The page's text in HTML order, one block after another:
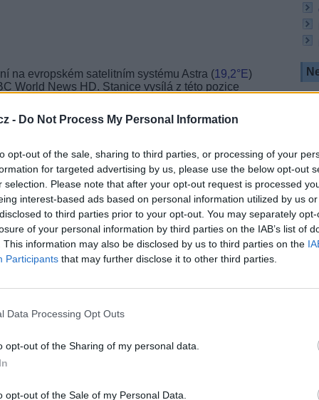
- Do Not Process My Personal Information
opt-out of the sale, sharing to third parties, or processing of your
for targeted advertising by us, please use the below opt-out
selection. Please note that after your opt-out request is processed
interest-based ads based on personal information utilized by us
to third parties prior to your opt-out. You may separately
of your personal information by third parties on the IAB’s list of
This information may also be disclosed by us to third parties on the
Participants that may further disclose it to other third parties.
Data Processing Opt Outs
opt-out of the Sharing of my personal data.
opt-out of the Sale of my Personal Data.
na evropském satelitním systému Astra (19,2°E)
World News HD. Stanice vysílá z této pozice
chystá SES (Astra) nový satelitAstra 2G.
Družice bude po technických testech v
během druhého kvartálu 2015.
3 roky
HD